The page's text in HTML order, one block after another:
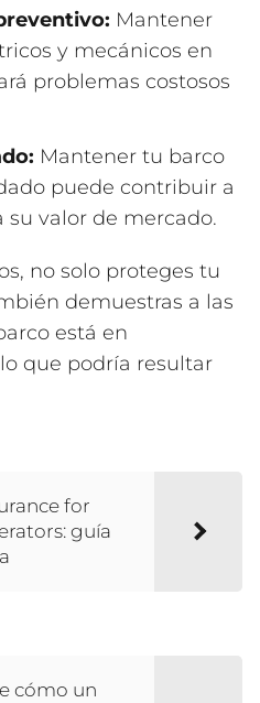
Mantener
y mecánicos en
problemas costosos
Mantener tu barco
puede contribuir a
su valor de mercado.
no solo proteges tu
demuestras a las
está en
que podría resultar
for
guía
cómo un